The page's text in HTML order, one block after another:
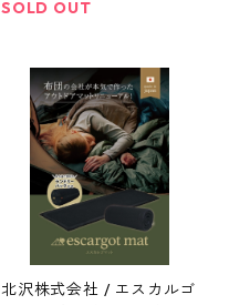
SOLD OUT
北沢株式会社 / エスカルゴ